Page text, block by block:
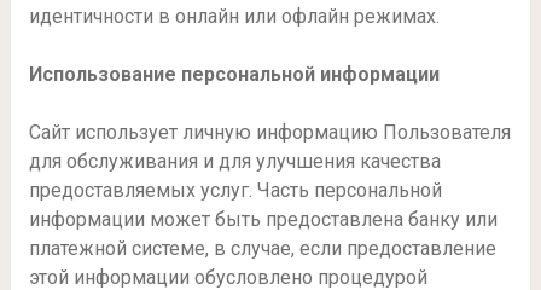
идентичности в онлайн или офлайн режимах.
Использование персональной информации
Сайт использует личную информацию Пользователя
для обслуживания и для улучшения качества
предоставляемых услуг. Часть персональной
информации может быть предоставлена банку или
платежной системе, в случае, если предоставление
этой информации обусловлено процедурой